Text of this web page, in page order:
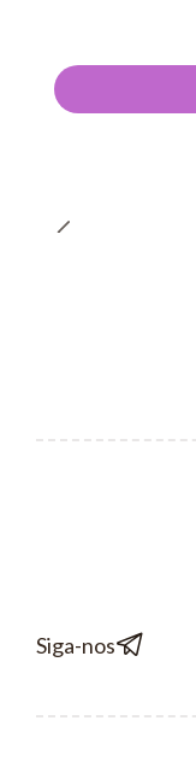
Siga-nos